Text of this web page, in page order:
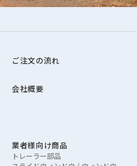
ご注文の流れ
会社概要
業者様向け商品
トレーラー部品